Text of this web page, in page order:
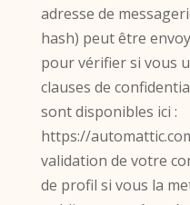
adresse de
hash) peut être
pour vérifier si vous
clauses de
sont disponibles ici :
https://
validation de votre
de profil si vous la